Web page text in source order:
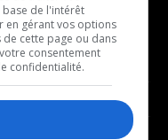
franco
récemment
base de l'intérêt
en gérant vos options
de cette page ou dans
consentement
confidentialité.